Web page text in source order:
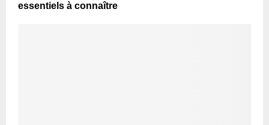
essentiels à connaître